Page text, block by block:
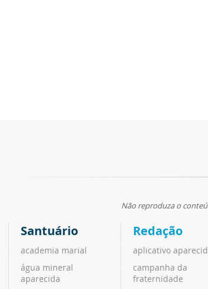
Não reproduza o
Santuário
academia marial
água mineral
aparecida
Redação
aplicativo
campanha da
fraternidade